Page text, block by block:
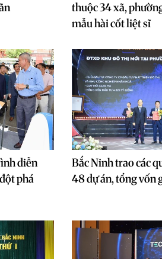
thuộc 34 xã,
mẫu hài cốt liệt sĩ
diễn
phá
Bắc Ninh trao các
48 dự án, tổng vốn